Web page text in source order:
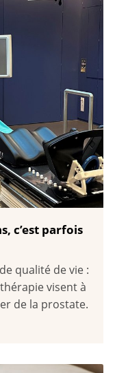
c’est parfois
qualité de vie :
visent à
de la prostate.